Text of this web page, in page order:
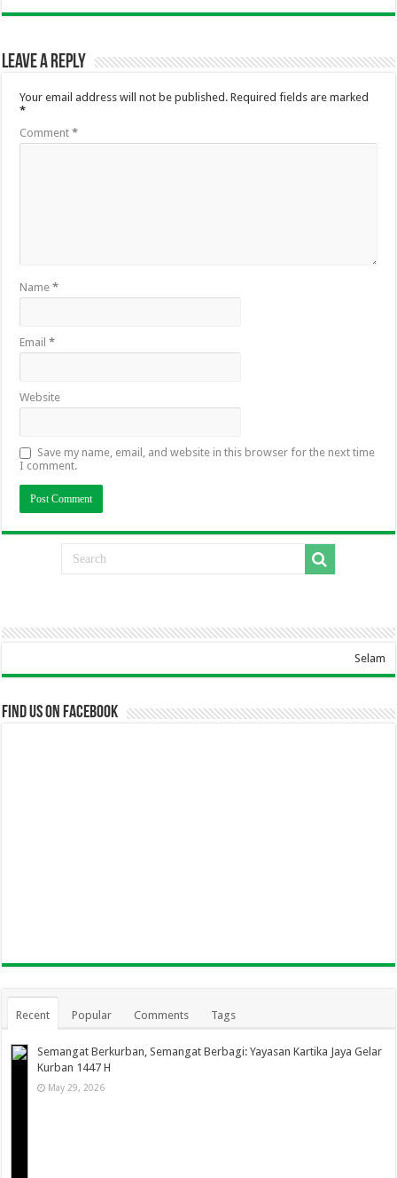
Leave a Reply
Your email address will not be published. Required fields are marked
*
Comment*
Name*
Email*
Website
Save my name, email, and website in this browser for the next time
I comment.
Selamat
Find us on Facebook
Recent Popular Comments Tags
Semangat Berkurban, Semangat Berbagi: Yayasan Kartika Jaya Gelar
Kurban 1447 H
May 29, 2026